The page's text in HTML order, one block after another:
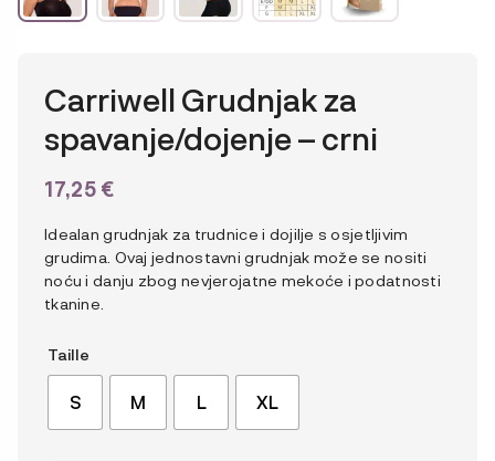
Carriwell Grudnjak za
spavanje/dojenje – crni
17,25 €
Idealan grudnjak za trudnice i dojilje s osjetljivim
grudima. Ovaj jednostavni grudnjak može se nositi
noću i danju zbog nevjerojatne mekoće i podatnosti
tkanine.
Taille
S M L XL